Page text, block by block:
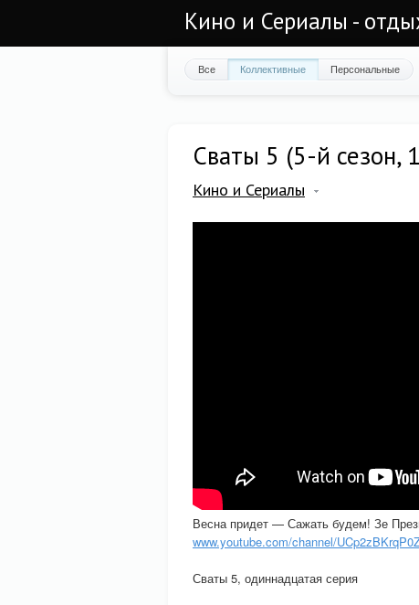
Кино и Сериалы -
Все Коллективные Персональные
Сваты 5 (5-й сезон,
Кино и Сериалы
Весна придет — Сажать будем! Зе
www.youtube.com/channel/
Сваты 5, одиннадцатая серия